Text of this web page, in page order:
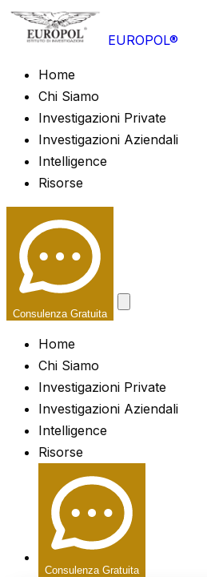
EUROPOL®
Home
Chi Siamo
Investigazioni Private
Investigazioni Aziendali
Intelligence
Risorse
Consulenza Gratuita
Home
Chi Siamo
Investigazioni Private
Investigazioni Aziendali
Intelligence
Risorse
Consulenza Gratuita